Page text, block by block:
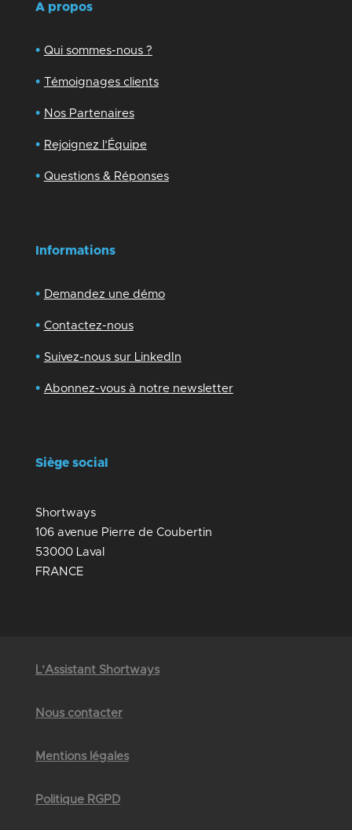
A propos
• Qui sommes-nous ?
• Témoignages clients
• Nos Partenaires
• Rejoignez l’Équipe
• Questions & Réponses
Informations
• Demandez une démo
• Contactez-nous
• Suivez-nous sur LinkedIn
• Abonnez-vous à notre newsletter
Siège social
Shortways
106 avenue Pierre de Coubertin
53000 Laval
FRANCE
L’Assistant Shortways
Nous contacter
Mentions légales
Politique RGPD